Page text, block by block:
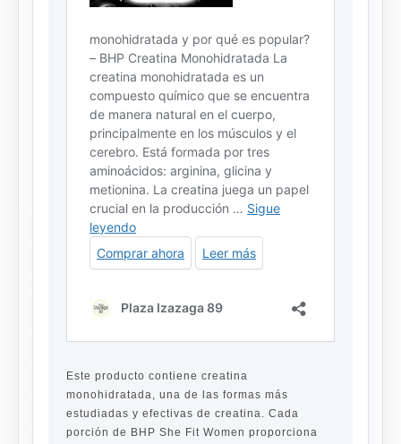
Este producto contiene creatina
monohidratada, una de las formas más
estudiadas y efectivas de creatina. Cada
porción de BHP She Fit Women proporciona